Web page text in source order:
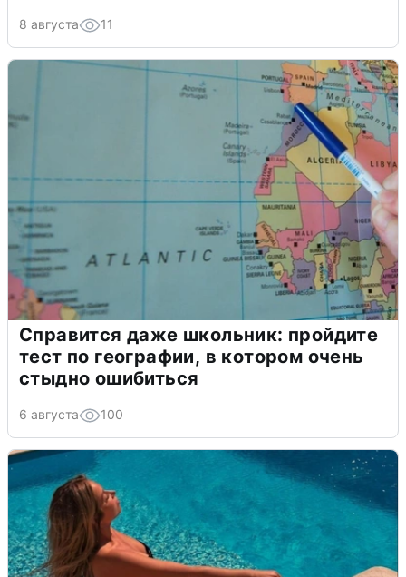
8 августа 11
Справится даже школьник: пройдите
тест по географии, в котором очень
стыдно ошибиться
6 августа 100